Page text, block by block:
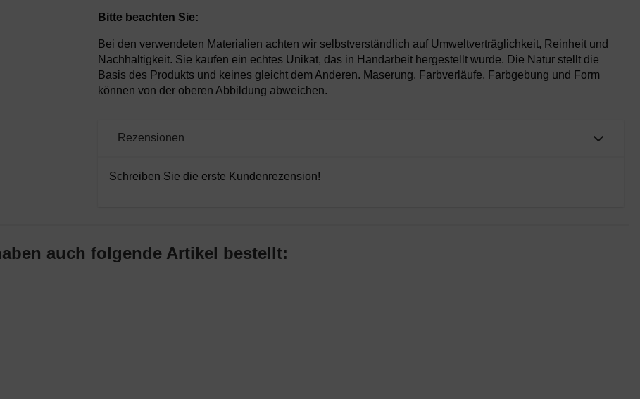
Bitte beachten Sie:
Bei den verwendeten Materialien achten wir selbstverständlich auf Umweltverträglichkeit, Reinheit und
Nachhaltigkeit. Sie kaufen ein echtes Unikat, das in Handarbeit hergestellt wurde. Die Natur stellt die
Basis des Produkts und keines gleicht dem Anderen. Maserung, Farbverläufe, Farbgebung und Form
können von der oberen Abbildung abweichen.
Rezensionen
Schreiben Sie die erste Kundenrezension!
auch folgende Artikel bestellt: